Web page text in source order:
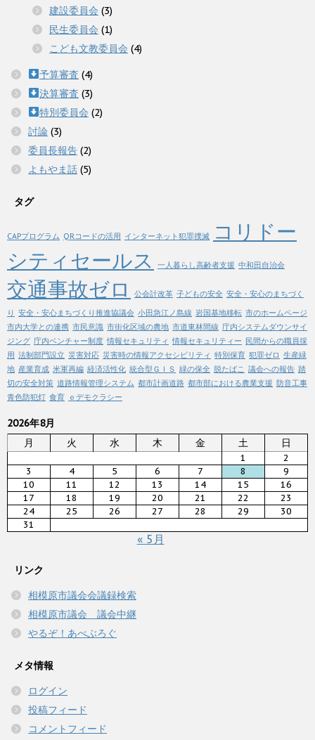
建設委員会 (3)
民生委員会 (1)
こども文教委員会 (4)
予算審査 (4)
決算審査 (3)
特別委員会 (2)
討論 (3)
委員長報告 (2)
よもやま話 (5)
タグ
CAPプログラム QRコードの活用 インターネット犯罪撲滅
コリドー
シティセールス
一人暮らし高齢者支援 中和田自治会
交通事故ゼロ 公会計改革 子どもの安全 安全・安心のまちづく
り 安全・安心まちづくり推進協議会 小田急江ノ島線 岩国基地移転 市のホームページ
市内大学との連携 市民意識 市街化区域の農地 市道東林間線 庁内システムダウンサイ
ジング 庁内ベンチャー制度 情報セキュリティ 情報セキュリティー 民間からの職員採
用 法制部門設立 災害対応 災害時の情報アクセシビリティ 特別保育 犯罪ゼロ 生産緑
地 産業育成 米軍再編 経済活性化 統合型ＧＩＳ 緑の保全 脱たばこ 議会への報告 踏
切の安全対策 道路情報管理システム 都市計画道路 都市部における農業支援 防音工事
青色防犯灯 食育 ｅデモクラシー
2026年8月
月
火 水 木 金 土 日
1
2
3
4 5 6 7 8
9
10
11 12 13 14 15
16
17
18 19 20 21 22
23
24
25 26 27 28 29
30
31
« 5月
リンク
相模原市議会会議録検索
相模原市議会 議会中継
やるぞ！あべぶろぐ
メタ情報
ログイン
投稿フィード
コメントフィード